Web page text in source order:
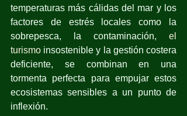
temperaturas más cálidas del mar y los
factores de estrés locales como la
sobrepesca, la contaminación, el
turismo insostenible y la gestión costera
deficiente, se combinan en una
tormenta perfecta para empujar estos
ecosistemas sensibles a un punto de
inflexión.